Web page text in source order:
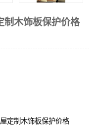
制木饰板保护价格
定制木饰板保护价格